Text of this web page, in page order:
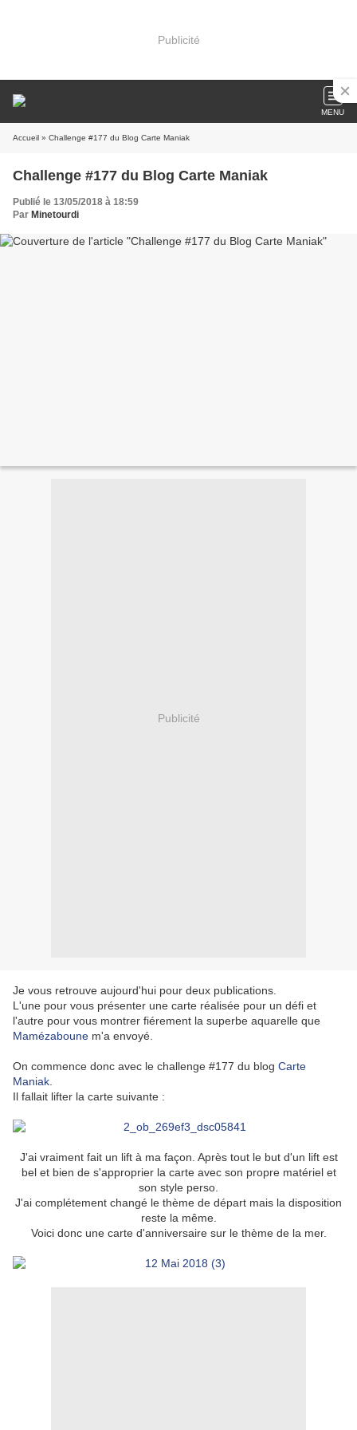
Publicité
MENU
Accueil » Challenge #177 du Blog Carte Maniak
Challenge #177 du Blog Carte Maniak
Publié le 13/05/2018 à 18:59
Par Minetourdi
Publicité
Je vous retrouve aujourd'hui pour deux publications.
L'une pour vous présenter une carte réalisée pour un défi et
l'autre pour vous montrer fiérement la superbe aquarelle que
Mamézaboune m'a envoyé.
On commence donc avec le challenge #177 du blog Carte
Maniak
Il fallait lifter la carte suivante :
J'ai vraiment fait un lift à ma façon. Après tout le but d'un lift est
bel et bien de s'approprier la carte avec son propre matériel et
son style perso.
J'ai complétement changé le thème de départ mais la disposition
reste la même.
Voici donc une carte d'anniversaire sur le thème de la mer.